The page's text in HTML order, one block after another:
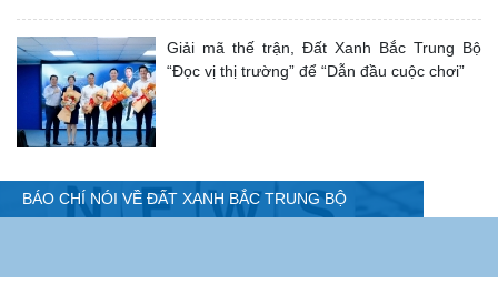
Giải mã thế trận, Đất Xanh Bắc Trung Bộ
“Đọc vị thị trường” để “Dẫn đầu cuộc chơi”
BÁO CHÍ NÓI VỀ ĐẤT XANH BẮC TRUNG BỘ